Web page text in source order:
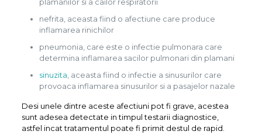
nefrita, aceasta fiind o afectiune care produce
inflamarea rinichilor
pneumonia, care este o infectie pulmonara care
determina inflamarea sacilor pulmonari din plamani
sinuzita , aceasta fiind o infectie a sinusurilor care
provoaca inflamarea sinusurilor si a pasajelor nazale
Desi unele dintre aceste afectiuni pot fi grave, acestea
sunt adesea detectate in timpul testarii diagnostice,
astfel incat tratamentul poate fi primit destul de rapid.